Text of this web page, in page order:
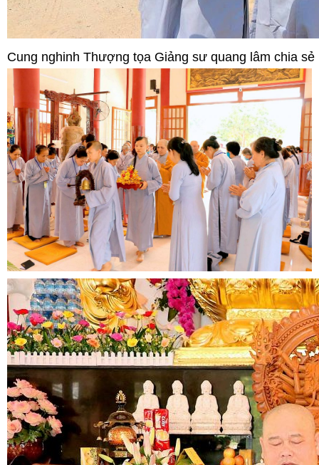
Cung nghinh Thượng tọa Giảng sư quang lâm chia sẻ